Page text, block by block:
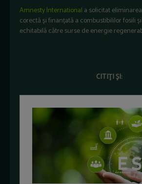
Amnesty International a solicitat
corectă și finanțată a combustibililor fosili
echitabilă către surse de energie
CITIŢI ŞI: